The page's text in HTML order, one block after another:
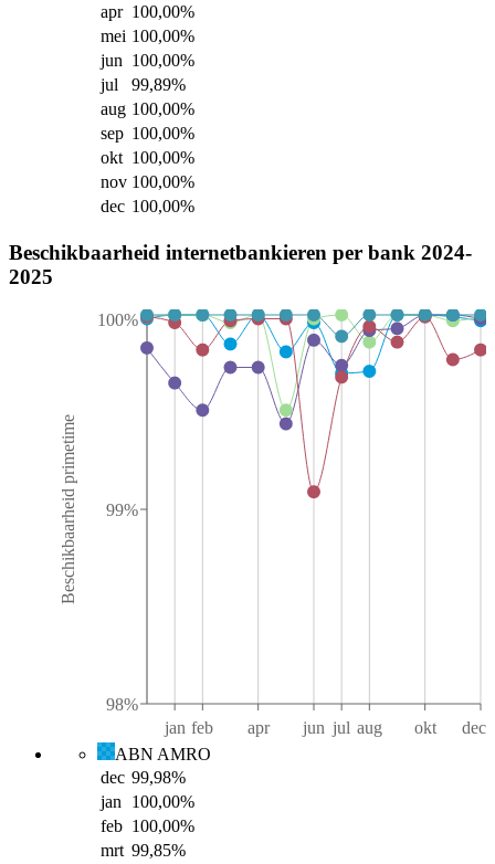
apr 100,00%
mei 100,00%
jun 100,00%
jul
99,89%
aug 100,00%
sep 100,00%
okt 100,00%
nov 100,00%
dec 100,00%
Beschikbaarheid internetbankieren per bank 2024-
2025
Beschikbaarheid primetime
jan feb apr jun jul aug okt dec
98%
99%
100%
ABN AMRO
dec 99,98%
jan
100,00%
feb 100,00%
mrt 99,85%